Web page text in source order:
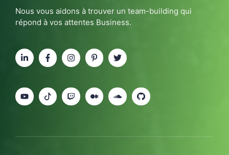
Nous vous aidons à trouver un team-building qui
répond à vos attentes Business.